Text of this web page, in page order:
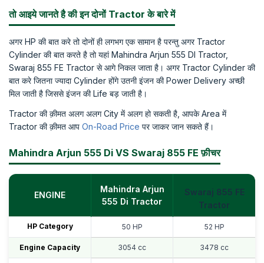
तो आइये जानते है की इन दोनों Tractor के बारे में
अगर HP की बात करे तो दोनों ही लगभग एक सामान है परन्तु अगर Tractor
Cylinder की बात करते है तो यहां Mahindra Arjun 555 DI Tractor,
Swaraj 855 FE Tractor से आगे निकल जाता है। अगर Tractor Cylinder की
बात करे जितना ज्यादा Cylinder होंगे उतनी इंजन की Power Delivery अच्छी
मिल जाती है जिससे इंजन की Life बड़ जाती है।
Tractor की क़ीमत अलग अलग City में अलग हो सकती है, आपके Area में
Tractor की क़ीमत आप On-Road Price पर जाकर जान सकते हैं।
Mahindra Arjun 555 Di VS Swaraj 855 FE फ़ीचर
ENGINE
Mahindra Arjun
555 Di Tractor
Swaraj 855 FE
Tractor
HP Category 50 HP 52 HP
Engine Capacity 3054 cc 3478 cc